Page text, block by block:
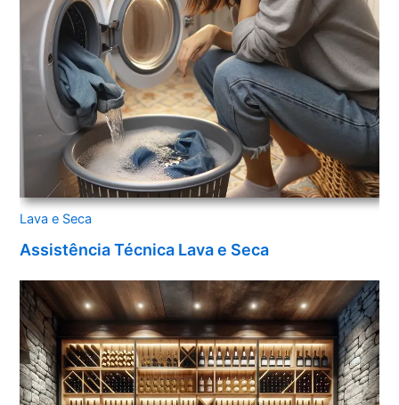
Lava e Seca
Assistência Técnica Lava e Seca